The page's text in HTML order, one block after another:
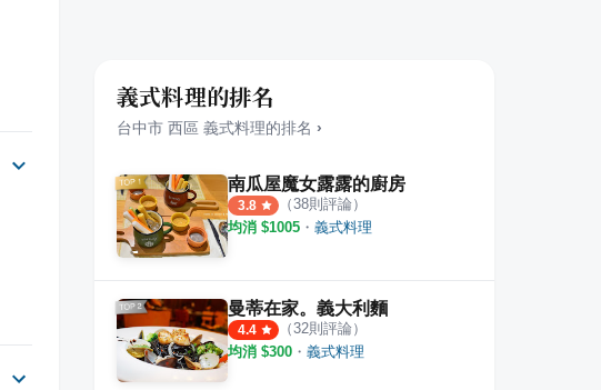
義式料理的排名
台中市 西區 義式料理的排名 ›
南瓜屋魔女露露的廚房
3.8 （38則評論）
均消 $1005 ・ 義式料理
曼蒂在家。義大利麵
4.4 （32則評論）
均消 $300 ・ 義式料理